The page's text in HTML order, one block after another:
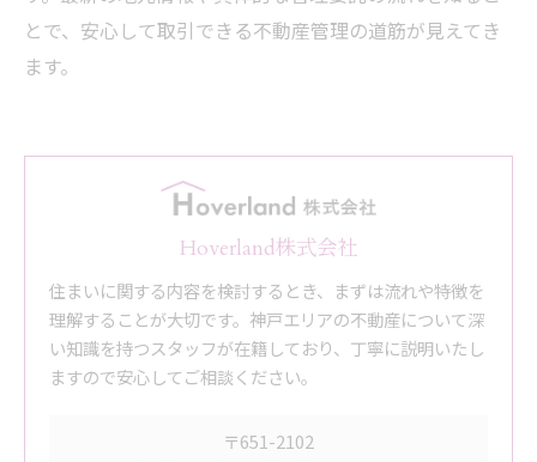
とで、安心して取引できる不動産管理の道筋が見えてき
ます。
Hoverland株式会社
住まいに関する内容を検討するとき、まずは流れや特徴を
理解することが大切です。神戸エリアの不動産について深
い知識を持つスタッフが在籍しており、丁寧に説明いたし
ますので安心してご相談ください。
〒651-2102